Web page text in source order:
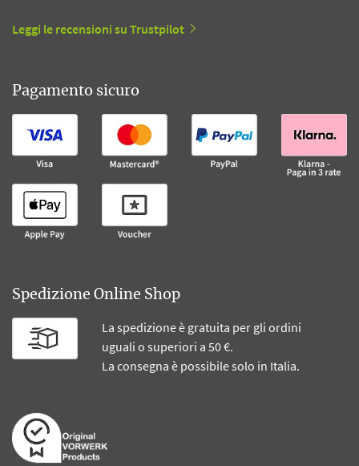
Leggi le recensioni su Trustpilot
Pagamento sicuro
Spedizione Online Shop
La spedizione è gratuita per gli ordini
uguali o superiori a 50 €.
La consegna è possibile solo in Italia.